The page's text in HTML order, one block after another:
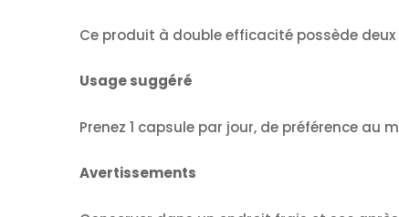
Ce produit à double efficacité possède
Usage suggéré
Prenez 1 capsule par jour, de préférence au
Avertissements